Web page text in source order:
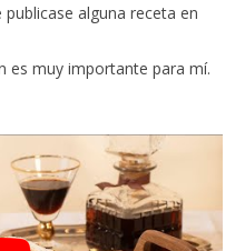
alguna receta en
es muy importante para mí.